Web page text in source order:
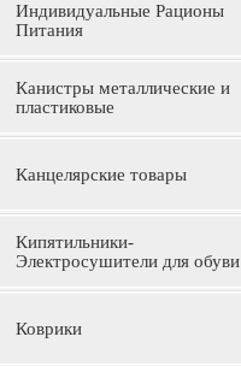
Индивидуальные Рационы
Питания
Канистры металлические и
пластиковые
Канцелярские товары
Кипятильники-
Электросушители для обуви
Коврики